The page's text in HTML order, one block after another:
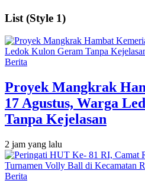
List (Style 1)
Berita
‎Proyek Mangkrak
17 Agustus, Warga
Tanpa Kejelasan
2 jam yang lalu
Berita